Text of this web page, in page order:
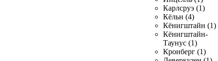
Карлсруэ (1)
Кёльн (4)
Кёнигштайн (1)
Кёнигштайн-
Таунус (1)
Кронберг (1)